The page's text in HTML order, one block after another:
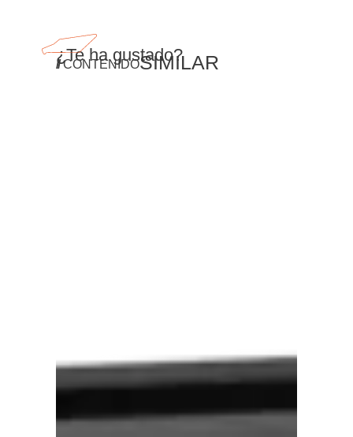
¿Te ha gustado?
// CONTENIDOSIMILAR